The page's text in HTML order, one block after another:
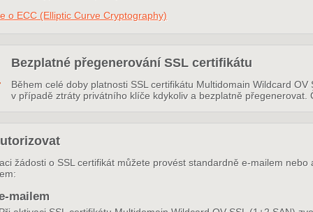
o ECC (Elliptic Curve Cryptography)
Bezplatné přegenerování SSL certifikátu
Během celé doby platnosti SSL certifikátu Multidomain Wildcard OV
v případě ztráty privátního klíče kdykoliv a bezplatně přegenerovat.
žádosti o SSL certifikát můžete provést standardně e-mailem
mailem